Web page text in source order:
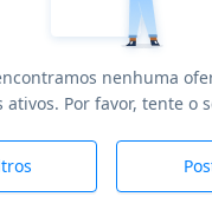
nenhuma
ativos. Por favor, tente o